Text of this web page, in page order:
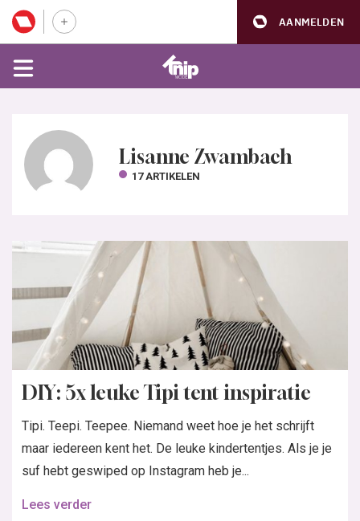
AANMELDEN
Lisanne Zwambach
17 ARTIKELEN
DIY: 5x leuke Tipi tent inspiratie
Tipi. Teepi. Teepee. Niemand weet hoe je het schrijft
maar iedereen kent het. De leuke kindertentjes. Als je je
suf hebt geswiped op Instagram heb je...
Lees verder